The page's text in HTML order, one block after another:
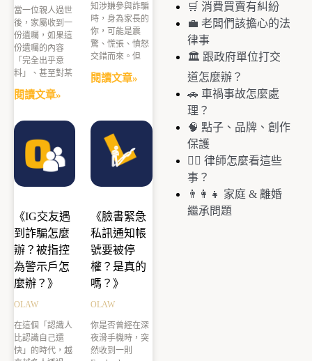
🛒 消費買賣有糾紛
💼 老闆們該擔心的法
律事
🏛️ 跟政府單位打交
道怎麼辦？
🚗 車禍事故怎麼處
理？
🧠 點子、品牌、創作
保護
🧑‍⚖️ 律師怎麼看這些
事？
👨‍👩‍👧 家庭 & 離婚
繼承問題
當一位親人過世
後，家屬收到一
份遺囑，如果這
份遺囑的內容
「完全出乎意
料」、甚至對某
閱讀文章»
知涉嫌參與詐騙
時，身為家長的
你，可能是震
驚、慌張、憤怒
交錯而來。但
閱讀文章»
《IG交友遇
到詐騙怎麼
辦？被指控
為警示戶怎
麼辦？》
OLAW
在這個「認識人
比認識自己還
快」的時代，越
《臉書緊急
私訊通知帳
號要被停
權？是真的
嗎？》
OLAW
你是否曾經在深
夜滑手機時，突
然收到一則